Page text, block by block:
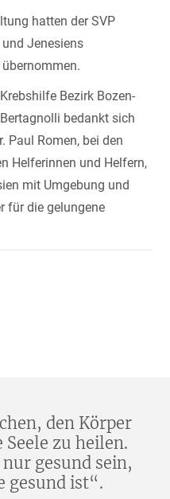
hatten der SVP
Jenesiens
Bezirk Bozen-
bedankt sich
Paul Romen, bei den
Helferinnen und Helfern,
mit Umgebung und
für die gelungene
den Körper
zu heilen.
gesund sein,
gesund ist“.